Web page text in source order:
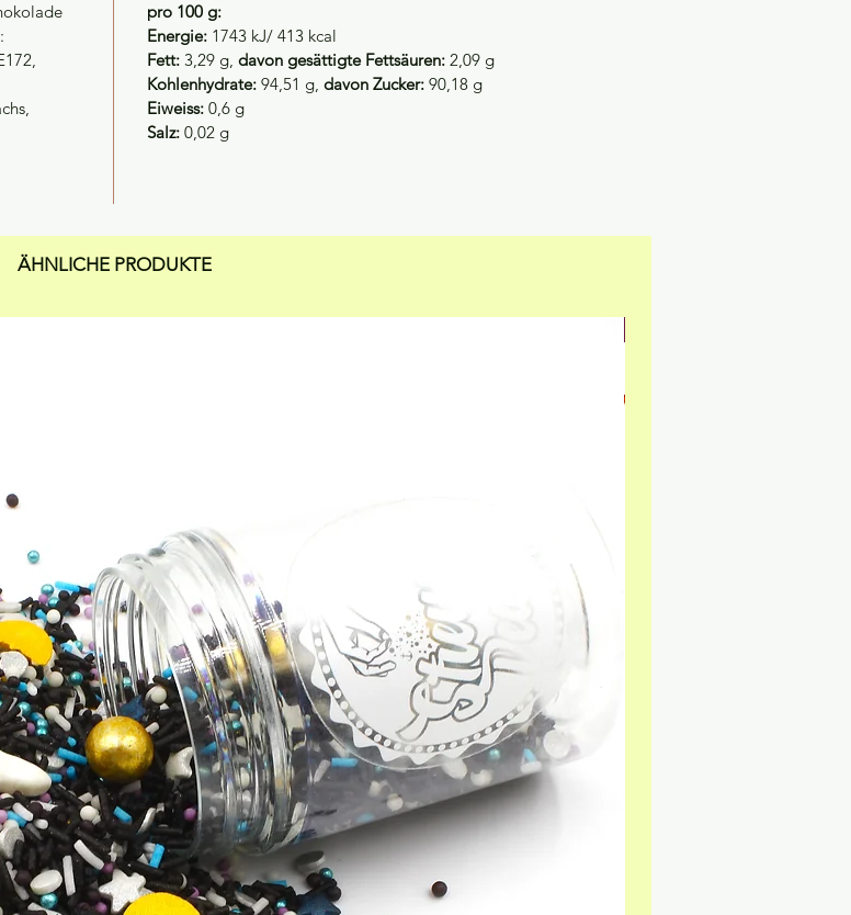
pro 100 g:
Energie: 1743 kJ/ 413 kcal
Fett: 3,29 g, davon gesättigte Fettsäuren: 2,09 g
Kohlenhydrate: 94,51 g, davon Zucker: 90,18 g
Eiweiss: 0,6 g
Salz: 0,02 g
ÄHNLICHE PRODUKTE